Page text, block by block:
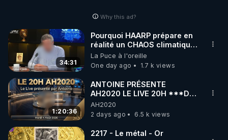
Why this ad?
34:31
Pourquoi HAARP prépare en
réalité un CHAOS climatique,
on répond
La Puce à l'oreille
One day ago
1.7 k views
1:20:36
ANTOINE PRÉSENTE
AH2020 LE LIVE 20H ***DU
04/08/2026*** 📷LE
GRAND RÉVEIL EST EN
MARCHE 📷
AH2020
2 days ago
6.5 k views
2217 - Le métal - Or